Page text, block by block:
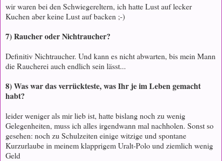
wir waren bei den Schwiegereltern, ich hatte Lust auf lecker
Kuchen aber keine Lust auf backen ;-)
7) Raucher oder Nichtraucher?
Definitiv Nichtraucher. Und kann es nicht abwarten, bis mein Mann
die Raucherei auch endlich sein lässt...
8) Was war das verrückteste, was Ihr je im Leben gemacht
habt?
leider weniger als mir lieb ist, hatte bislang noch zu wenig
Gelegenheiten, muss ich alles irgendwann mal nachholen. Sonst so
gesehen: noch zu Schulzeiten einige witzige und spontane
Kurzurlaube in meinem klapprigem Uralt-Polo und ziemlich wenig
Geld